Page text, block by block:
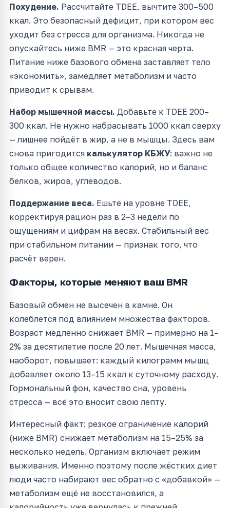
Похудение. Рассчитайте TDEE, вычтите 300–500
ккал. Это безопасный дефицит, при котором вес
уходит без стресса для организма. Никогда не
опускайтесь ниже BMR — это красная черта.
Питание ниже базового обмена заставляет тело
«экономить», замедляет метаболизм и часто
приводит к срывам.
Набор мышечной массы. Добавьте к TDEE 200–
300 ккал. Не нужно набрасывать 1000 ккал сверху
— лишнее пойдёт в жир, а не в мышцы. Здесь вам
снова пригодится калькулятор КБЖУ: важно не
только общее количество калорий, но и баланс
белков, жиров, углеводов.
Поддержание веса. Ешьте на уровне TDEE,
корректируя рацион раз в 2–3 недели по
ощущениям и цифрам на весах. Стабильный вес
при стабильном питании — признак того, что
расчёт верен.
Факторы, которые меняют ваш BMR
Базовый обмен не высечен в камне. Он
колеблется под влиянием множества факторов.
Возраст медленно снижает BMR — примерно на 1–
2% за десятилетие после 20 лет. Мышечная масса,
наоборот, повышает: каждый килограмм мышц
добавляет около 13–15 ккал к суточному расходу.
Гормональный фон, качество сна, уровень
стресса — всё это вносит свою лепту.
Интересный факт: резкое ограничение калорий
(ниже BMR) снижает метаболизм на 15–25% за
несколько недель. Организм включает режим
выживания. Именно поэтому после жёстких диет
люди часто набирают вес обратно с «добавкой» —
метаболизм ещё не восстановился, а